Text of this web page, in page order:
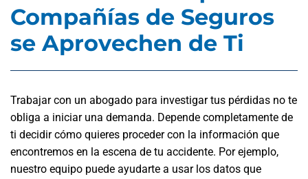
Compañías de Seguros
se Aprovechen de Ti
Trabajar con un abogado para investigar tus pérdidas no te
obliga a iniciar una demanda. Depende completamente de
ti decidir cómo quieres proceder con la información que
encontremos en la escena de tu accidente. Por ejemplo,
nuestro equipo puede ayudarte a usar los datos que